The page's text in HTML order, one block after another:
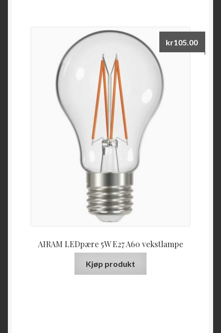
AIRAM LEDpære 5W E27 A60 vekstlampe
kr105.00
Kjøp produkt